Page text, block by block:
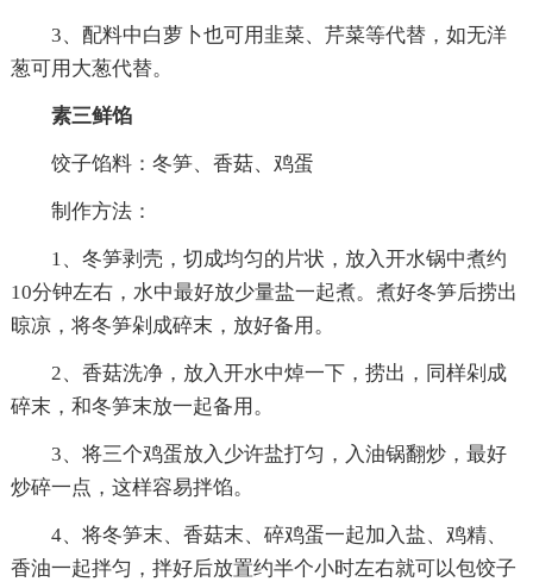
3、配料中白萝卜也可用韭菜、芹菜等代替，如无洋
葱可用大葱代替。
素三鲜馅
饺子馅料：冬笋、香菇、鸡蛋
制作方法：
1、冬笋剥壳，切成均匀的片状，放入开水锅中煮约
10分钟左右，水中最好放少量盐一起煮。煮好冬笋后捞出
晾凉，将冬笋剁成碎末，放好备用。
2、香菇洗净，放入开水中焯一下，捞出，同样剁成
碎末，和冬笋末放一起备用。
3、将三个鸡蛋放入少许盐打匀，入油锅翻炒，最好
炒碎一点，这样容易拌馅。
4、将冬笋末、香菇末、碎鸡蛋一起加入盐、鸡精、
香油一起拌匀，拌好后放置约半个小时左右就可以包饺子